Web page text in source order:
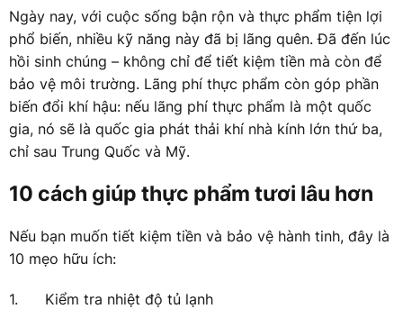
Ngày nay, với cuộc sống bận rộn và thực phẩm tiện lợi
phổ biến, nhiều kỹ năng này đã bị lãng quên. Đã đến lúc
hồi sinh chúng – không chỉ để tiết kiệm tiền mà còn để
bảo vệ môi trường. Lãng phí thực phẩm còn góp phần
biến đổi khí hậu: nếu lãng phí thực phẩm là một quốc
gia, nó sẽ là quốc gia phát thải khí nhà kính lớn thứ ba,
chỉ sau Trung Quốc và Mỹ.
10 cách giúp thực phẩm tươi lâu hơn
Nếu bạn muốn tiết kiệm tiền và bảo vệ hành tinh, đây là
10 mẹo hữu ích:
1. Kiểm tra nhiệt độ tủ lạnh